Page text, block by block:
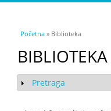
You are here
Početna » Biblioteka
BIBLIOTEKA
Show
Pretraga